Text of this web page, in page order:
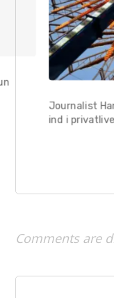
Journalist
ind i
Comments are